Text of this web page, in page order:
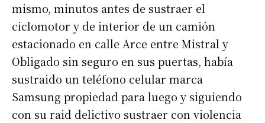
mismo, minutos antes de sustraer el
ciclomotor y de interior de un camión
estacionado en calle Arce entre Mistral y
Obligado sin seguro en sus puertas, había
sustraido un teléfono celular marca
Samsung propiedad para luego y siguiendo
con su raid delictivo sustraer con violencia